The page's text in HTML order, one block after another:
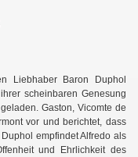
Liebhaber Baron Duphol
scheinbaren Genesung
Gaston, Vicomte de
vor und berichtet, dass
empfindet Alfredo als
und Ehrlichkeit des